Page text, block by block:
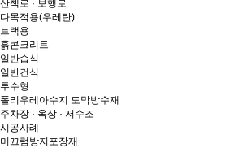
산책로 · 보행로
다목적용(우레탄)
트랙용
흙콘크리트
일반습식
일반건식
투수형
폴리우레아수지 도막방수재
주차장 · 옥상 · 저수조
시공사례
미끄럼방지포장재